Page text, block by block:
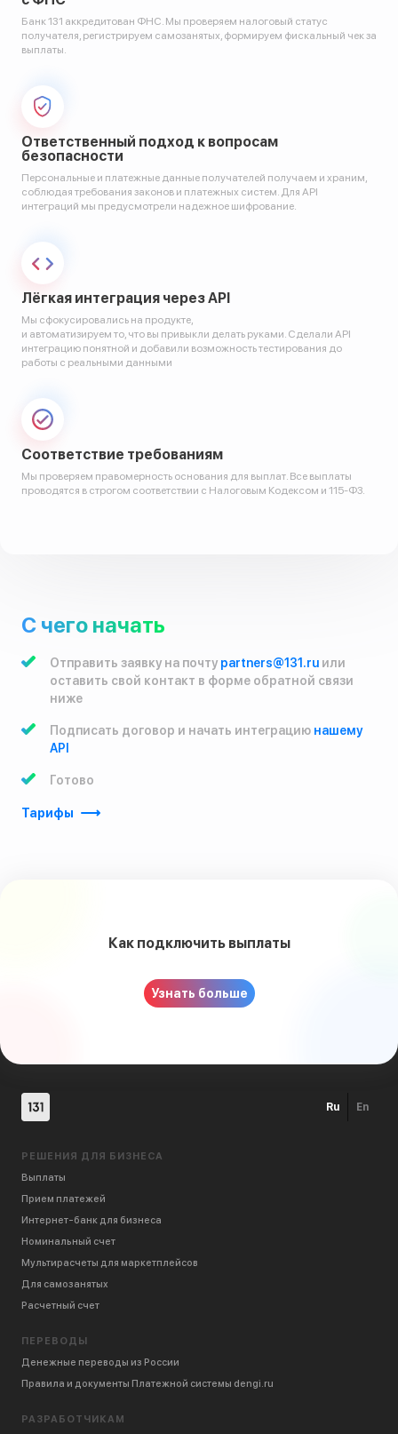
Банк 131 аккредитован ФНС. Мы проверяем налоговый статус
получателя, регистрируем самозанятых, формируем фискальный чек за
выплаты.
Ответственный подход к вопросам
безопасности
Персональные и платежные данные получателей получаем и храним,
соблюдая требования законов и платежных систем. Для API
интеграций мы предусмотрели надежное шифрование.
Лёгкая интеграция через API
Мы сфокусировались на продукте,
и автоматизируем то, что вы привыкли делать руками. Сделали API
интеграцию понятной и добавили возможность тестирования до
работы с реальными данными
Соответствие требованиям
Мы проверяем правомерность основания для выплат. Все выплаты
проводятся в строгом соответствии с Налоговым Кодексом и 115-ФЗ.
С чего начать
Отправить заявку на почту partners@131.ru или
оставить свой контакт в форме обратной связи
ниже
Подписать договор и начать интеграцию нашему
API
Готово
Тарифы
Как подключить выплаты
Узнать больше
Ru En
РЕШЕНИЯ ДЛЯ БИЗНЕСА
Выплаты
Прием платежей
Интернет-банк для бизнеса
Номинальный счет
Мультирасчеты для маркетплейсов
Для самозанятых
Расчетный счет
ПЕРЕВОДЫ
Денежные переводы из России
Правила и документы Платежной системы dengi.ru
РАЗРАБОТЧИКАМ